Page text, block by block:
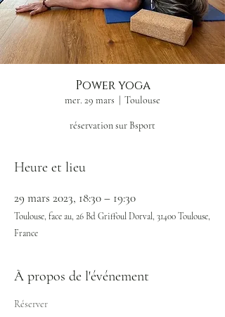
Power yoga
mer. 29 mars Toulouse
réservation sur Bsport
Heure et lieu
29 mars 2023, 18:30 – 19:30
Toulouse, face au, 26 Bd Griffoul Dorval, 31400 Toulouse,
France
À propos de l'événement
Réserver